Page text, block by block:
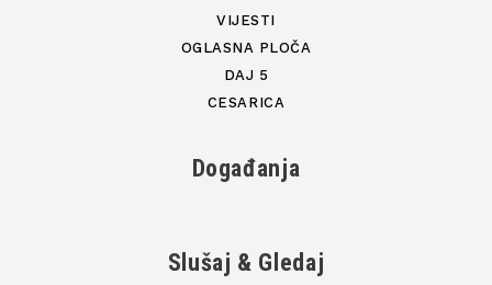
VIJESTI
OGLASNA PLOČA
DAJ 5
CESARICA
Događanja
Slušaj & Gledaj